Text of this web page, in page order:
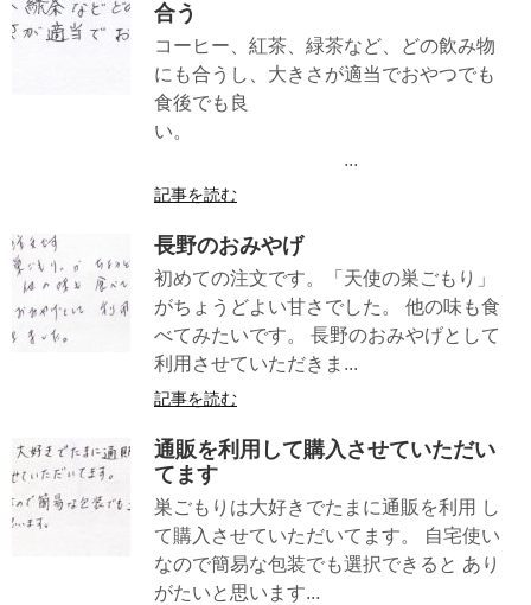
合う
コーヒー、紅茶、緑茶など、どの飲み物
にも合うし、大きさが適当でおやつでも
食後でも良
い。
...
記事を読む
長野のおみやげ
初めての注文です。「天使の巣ごもり」
がちょうどよい甘さでした。 他の味も食
べてみたいです。 長野のおみやげとして
利用させていただきま...
記事を読む
通販を利用して購入させていただい
てます
巣ごもりは大好きでたまに通販を利用 し
て購入させていただいてます。 自宅使い
なので簡易な包装でも選択できると あり
がたいと思います...